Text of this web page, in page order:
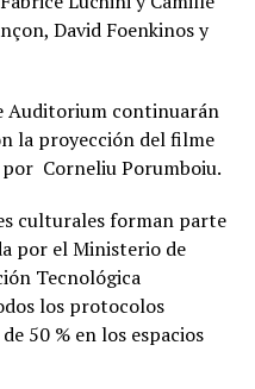
David Foenkinos y
Auditorium continuarán
la proyección del filme
por Corneliu Porumboiu.
culturales forman parte
por el Ministerio de
Tecnológica
los protocolos
50 % en los espacios